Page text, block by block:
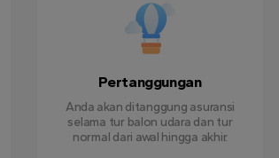
Pertanggungan
Anda akan ditanggung asuransi
selama tur balon udara dan tur
normal dari awal hingga akhir.